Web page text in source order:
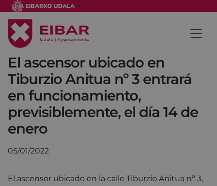
El ascensor ubicado en
Tiburzio Anitua nº 3 entrará
en funcionamiento,
previsiblemente, el día 14 de
enero
05/01/2022
El ascensor ubicado en la calle Tiburzio Anitua nº 3,